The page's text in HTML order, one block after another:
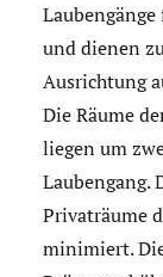
und dienen
Ausrichtung
Die Räume
liegen um
Laubengang.
Privaträume
minimiert.